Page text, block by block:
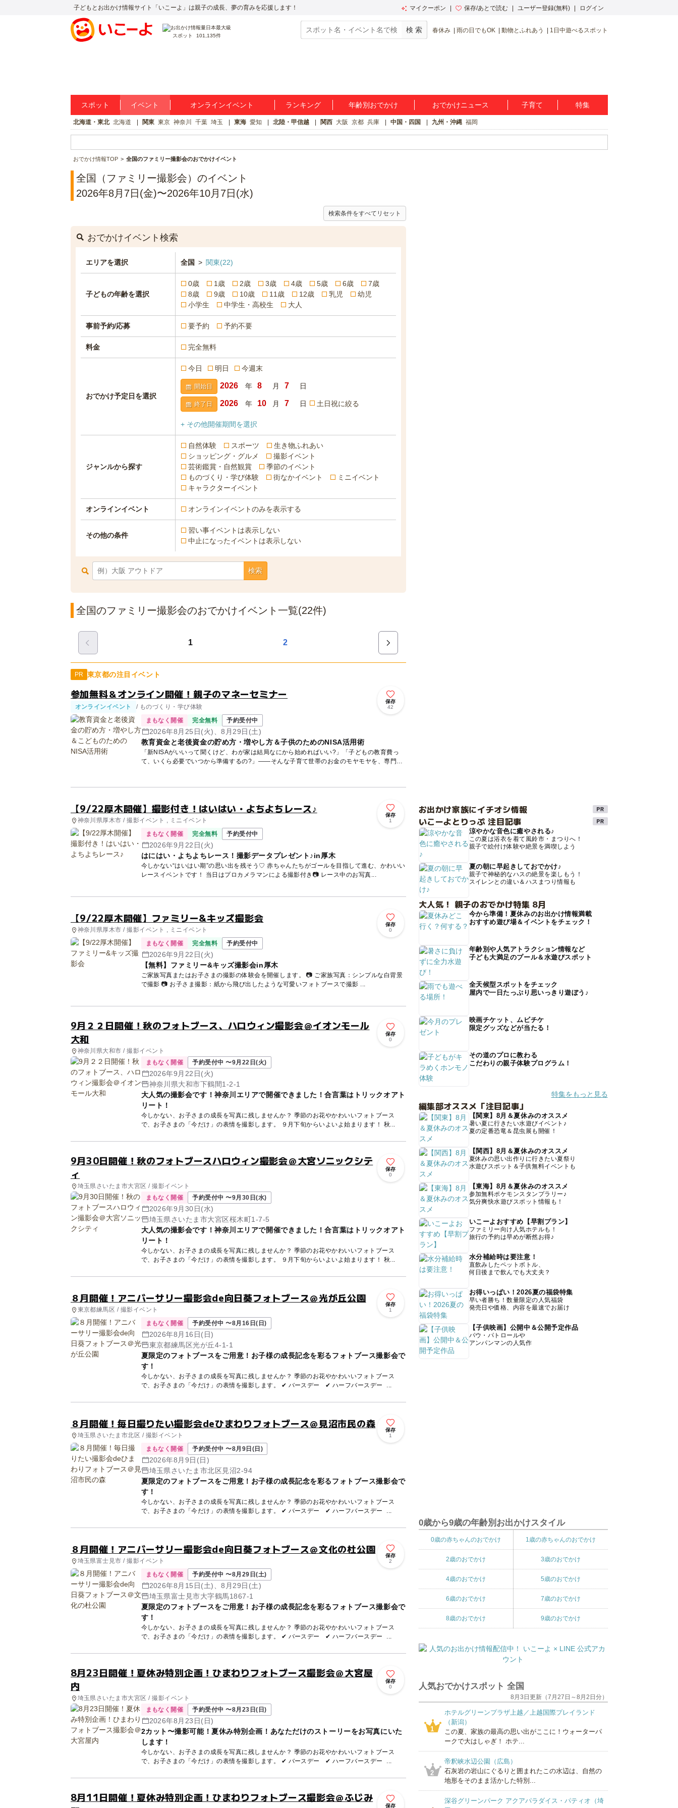
子どもとお出かけ情報サイト「いこーよ」は親子の成長、夢の育みを応援します！ マイクーポン 保存/あとで読む ユーザー登録(無料) ログイン
スポット 101,135件
春休み 雨の日でもOK 動物とふれあう 1日中遊べるスポット
スポット イベント オンラインイベント ランキング 年齢別おでかけ おでかけニュース 子育て 特集
北海道・東北 北海道 関東 東京 神奈川 千葉 埼玉 東海 愛知 北陸・甲信越 関西 大阪 京都 兵庫 中国・四国 九州・沖縄 福岡
おでかけ情報TOP 全国のファミリー撮影会のおでかけイベント
全国（ファミリー撮影会）のイベント
2026年8月7日(金)〜2026年10月7日(水)
検索条件をすべてリセット
おでかけイベント検索
エリアを選択 全国 > 関東(22)
子どもの年齢を選択
0歳 1歳 2歳 3歳 4歳 5歳 6歳
7歳
8歳
9歳 10歳 11歳 12歳 乳児
幼児
小学生
中学生・高校生 大人
事前予約/応募 要予約 予約不要
料金 完全無料
おでかけ予定日を選択
今日 明日 今週末
開始日 年 月 日
終了日 年 月 日 土日祝に絞る
+ その他開催期間を選択
ジャンルから探す
自然体験 スポーツ
生き物ふれあい
ショッピング・グルメ
撮影イベント
芸術鑑賞・自然観賞
季節のイベント
ものづくり・学び体験
街なかイベント
ミニイベント
キャラクターイベント
オンラインイベント オンラインイベントのみを表示する
その他の条件
習い事イベントは表示しない
中止になったイベントは表示しない
検索
全国のファミリー撮影会のおでかけイベント一覧(22件)
1 2
PR 東京都の注目イベント
参加無料＆オンライン開催！親子のマネーセミナー
オンラインイベント / ものづくり・学び体験
保存
42
まもなく開催 完全無料 予約受付中
2026年8月25日(火)、8月29日(土)
教育資金と老後資金の貯め方・増やし方＆子供のためのNISA活用術
「新NISAがいいって聞くけど、わが家は結局なにから始めればいい?」「子どもの教育費っ
て、いくら必要でいつから準備するの?」——そんな子育て世帯のお金のモヤモヤを、専門の
【9/22厚木開催】撮影付き！はいはい・よちよちレース♪
神奈川県厚木市 / 撮影イベント , ミニイベント
保存
1
まもなく開催 完全無料 予約受付中
2026年9月22日(火)
はにはい・よちよちレース！撮影データプレゼント♪in厚木
今しかない“はいはい期”の思い出を残そう♡ 赤ちゃんたちがゴールを目指して進む、かわいい
レースイベントです！ 当日はプロカメラマンによる撮影付き📷 レース中のお写真...
【9/22厚木開催】ファミリー&キッズ撮影会
神奈川県厚木市 / 撮影イベント , ミニイベント
保存
0
まもなく開催 完全無料 予約受付中
2026年9月22日(火)
【無料】ファミリー&キッズ撮影会in厚木
ご家族写真またはお子さまの撮影の体験会を開催します。 📷 ご家族写真：シンプルな白背景
で撮影 📷 お子さま撮影：紙から飛び出したような可愛いフォトブースで撮影 ...
9月２２日開催！秋のフォトブース、ハロウィン撮影会＠イオンモール
大和
神奈川県大和市 / 撮影イベント
保存
0
まもなく開催 予約受付中 〜9月22日(火)
2026年9月22日(火)
神奈川県大和市下鶴間1-2-1
大人気の撮影会です！神奈川エリアで開催できました！合言葉はトリックオアト
リート！
今しかない、お子さまの成長を写真に残しませんか？ 季節のお花やかわいいフォトブース
で、お子さまの「今だけ」の表情を撮影します。 ９月下旬からいよいよ始まります！ 秋...
9月30日開催！秋のフォトブースハロウィン撮影会＠大宮ソニックシテ
ィ
埼玉県さいたま市大宮区 / 撮影イベント
保存
0
まもなく開催 予約受付中 〜9月30日(水)
2026年9月30日(水)
埼玉県さいたま市大宮区桜木町1-7-5
大人気の撮影会です！神奈川エリアで開催できました！合言葉はトリックオアト
リート！
今しかない、お子さまの成長を写真に残しませんか？ 季節のお花やかわいいフォトブース
で、お子さまの「今だけ」の表情を撮影します。 ９月下旬からいよいよ始まります！ 秋...
８月開催！アニバーサリー撮影会de向日葵フォトブース＠光が丘公園
東京都練馬区 / 撮影イベント
保存
1
まもなく開催 予約受付中 〜8月16日(日)
2026年8月16日(日)
東京都練馬区光が丘4-1-1
夏限定のフォトブースをご用意！お子様の成長記念を彩るフォトブース撮影会で
す！
今しかない、お子さまの成長を写真に残しませんか？ 季節のお花やかわいいフォトブース
で、お子さまの「今だけ」の表情を撮影します。 ✔ バースデー ✔ ハーフバースデー ...
８月開催！毎日撮りたい撮影会deひまわりフォトブース＠見沼市民の森
埼玉県さいたま市北区 / 撮影イベント
保存
1
まもなく開催 予約受付中 〜8月9日(日)
2026年8月9日(日)
埼玉県さいたま市北区見沼2-94
夏限定のフォトブースをご用意！お子様の成長記念を彩るフォトブース撮影会で
す！
今しかない、お子さまの成長を写真に残しませんか？ 季節のお花やかわいいフォトブース
で、お子さまの「今だけ」の表情を撮影します。 ✔ バースデー ✔ ハーフバースデー ...
８月開催！アニバーサリー撮影会de向日葵フォトブース＠文化の杜公園
埼玉県富士見市 / 撮影イベント
保存
2
まもなく開催 予約受付中 〜8月29日(土)
2026年8月15日(土)、8月29日(土)
埼玉県富士見市大字鶴馬1867-1
夏限定のフォトブースをご用意！お子様の成長記念を彩るフォトブース撮影会で
す！
今しかない、お子さまの成長を写真に残しませんか？ 季節のお花やかわいいフォトブース
で、お子さまの「今だけ」の表情を撮影します。 ✔ バースデー ✔ ハーフバースデー ...
8月23日開催！夏休み特別企画！ひまわりフォトブース撮影会＠大宮屋
内
埼玉県さいたま市大宮区 / 撮影イベント
保存
0
まもなく開催 予約受付中 〜8月23日(日)
2026年8月23日(日)
2カット〜撮影可能！夏休み特別企画！あなただけのストーリーをお写真にいた
します！
今しかない、お子さまの成長を写真に残しませんか？ 季節のお花やかわいいフォトブース
で、お子さまの「今だけ」の表情を撮影します。 ✔ バースデー ✔ ハーフバースデー ...
8月11日開催！夏休み特別企画！ひまわりフォトブース撮影会＠ふじみ
保存
お出かけ家族にイチオシ情報
いこーよとりっぷ 注目記事
涼やかな音色に癒やされる♪
この夏は浴衣を着て風鈴市・まつりへ！
親子で絵付け体験や絶景を満喫しよう
夏の朝に早起きしておでかけ♪
親子で神秘的なハスの絶景を楽しもう！
スイレンとの違い＆ハスまつり情報も
大人気！ 親子のおでかけ特集 8月
今から準備！夏休みのお出かけ情報満載
おすすめ遊び場＆イベントをチェック！
年齢別や人気アトラクション情報など
子ども大満足のプール＆水遊びスポット
全天候型スポットをチェック
屋内で一日たっぷり思いっきり遊ぼう♪
映画チケット、ムビチケ
限定グッズなどが当たる！
その道のプロに教わる
こだわりの親子体験プログラム！
特集をもっと見る
編集部オススメ「注目記事」
【関東】8月＆夏休みのオススメ
暑い夏に行きたい水遊びイベント♪
夏の定番恐竜＆昆虫展も開催！
【関西】8月＆夏休みのオススメ
夏休みの思い出作りに行きたい夏祭り
水遊びスポット＆子供無料イベントも
【東海】8月＆夏休みのオススメ
参加無料ポケモンスタンプラリー♪
気分爽快水遊びスポット情報も！
いこーよおすすめ【早割プラン】
ファミリー向け人気ホテルも！
旅行の予約は早めが断然お得♪
水分補給時は要注意！
直飲みしたペットボトル、
何日後まで飲んでも大丈夫？
お得いっぱい！2026夏の福袋特集
早い者勝ち！数量限定の人気福袋
発売日や価格、内容を最速でお届け
【子供映画】公開中＆公開予定作品
パウ・パトロールや
アンパンマンの人気作
0歳から9歳の年齢別お出かけスタイル
0歳の赤ちゃんのおでかけ 1歳の赤ちゃんのおでかけ
2歳のおでかけ 3歳のおでかけ
4歳のおでかけ 5歳のおでかけ
6歳のおでかけ 7歳のおでかけ
8歳のおでかけ 9歳のおでかけ
人気おでかけスポット 全国
8月3日更新（7月27日～8月2日分）
1
ホテルグリーンプラザ上越／上越国際プレイランド
（新潟）
この夏、家族の最高の思い出がここに！ウォーターパ
ークで大はしゃぎ！ ホテ...
2
帝釈峡水辺公園（広島）
石灰岩の岩山にぐるりと囲まれたこの水辺は、自然の
地形をそのまま活かした特別...
深谷グリーンパーク アクアパラダイス・パティオ（埼